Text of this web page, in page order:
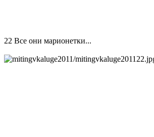
22 Все они марионетки...